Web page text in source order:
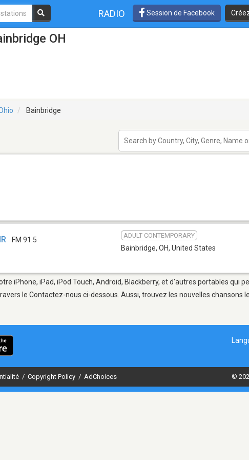
RADIO Session de Facebook
OH
Bainbridge
FM 91.5
ADULT CONTEMPORARY
Bainbridge, OH, United States
iPhone, iPad, iPod Touch, Android, Blackberry, et d'autres portables qui
le Contactez-nous ci-dessous. Aussi, trouvez les nouvelles chansons
/ Copyright Policy / AdChoices ©